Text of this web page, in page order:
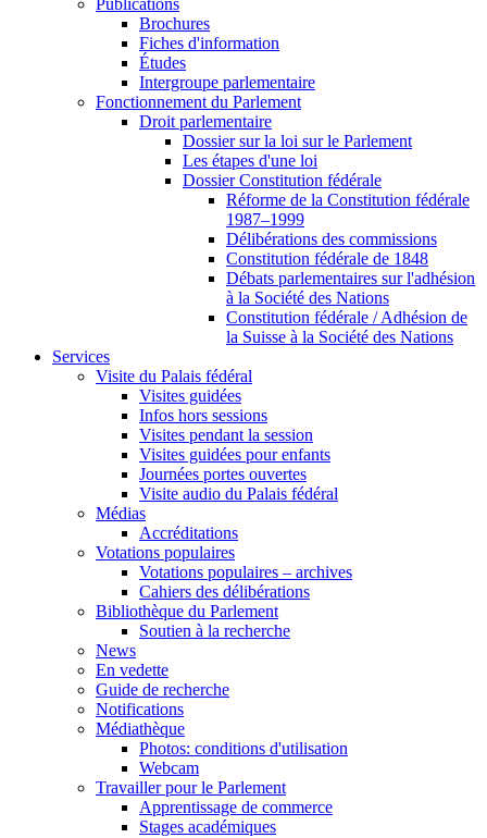
Publications
Brochures
Fiches d'information
Études
Intergroupe parlementaire
Fonctionnement du Parlement
Droit parlementaire
Dossier sur la loi sur le Parlement
Les étapes d'une loi
Dossier Constitution fédérale
Réforme de la Constitution fédérale
1987–1999
Délibérations des commissions
Constitution fédérale de 1848
Débats parlementaires sur l'adhésion
à la Société des Nations
Constitution fédérale / Adhésion de
la Suisse à la Société des Nations
Services
Visite du Palais fédéral
Visites guidées
Infos hors sessions
Visites pendant la session
Visites guidées pour enfants
Journées portes ouvertes
Visite audio du Palais fédéral
Médias
Accréditations
Votations populaires
Votations populaires – archives
Cahiers des délibérations
Bibliothèque du Parlement
Soutien à la recherche
News
En vedette
Guide de recherche
Notifications
Médiathèque
Photos: conditions d'utilisation
Webcam
Travailler pour le Parlement
Apprentissage de commerce
Stages académiques